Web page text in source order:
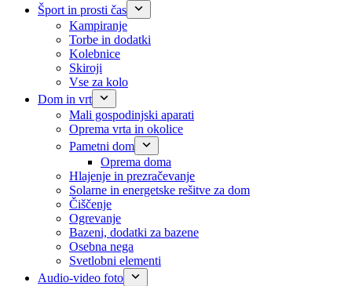
Šport in prosti čas
Kampiranje
Torbe in dodatki
Kolebnice
Skiroji
Vse za kolo
Dom in vrt
Mali gospodinjski aparati
Oprema vrta in okolice
Pametni dom
Oprema doma
Hlajenje in prezračevanje
Solarne in energetske rešitve za dom
Čiščenje
Ogrevanje
Bazeni, dodatki za bazene
Osebna nega
Svetlobni elementi
Audio-video foto